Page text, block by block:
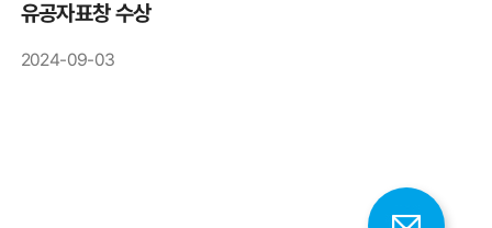
유공자표창 수상
2024-09-03